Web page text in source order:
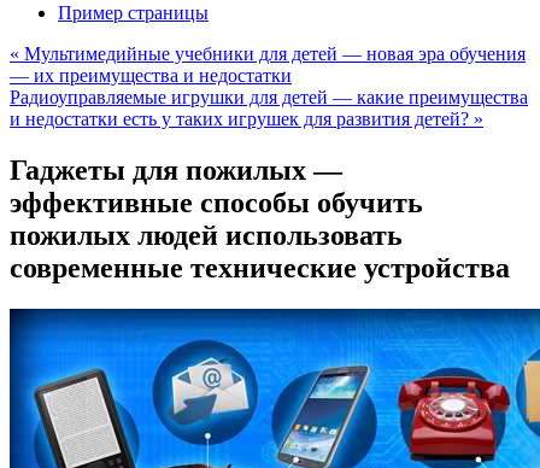
Пример страницы
« Мультимедийные учебники для детей — новая эра обучения
— их преимущества и недостатки
Радиоуправляемые игрушки для детей — какие преимущества
и недостатки есть у таких игрушек для развития детей? »
Гаджеты для пожилых —
эффективные способы обучить
пожилых людей использовать
современные технические устройства